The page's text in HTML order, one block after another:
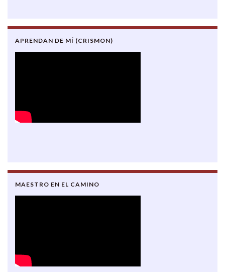
APRENDAN DE MÍ (CRISMON)
MAESTRO EN EL CAMINO